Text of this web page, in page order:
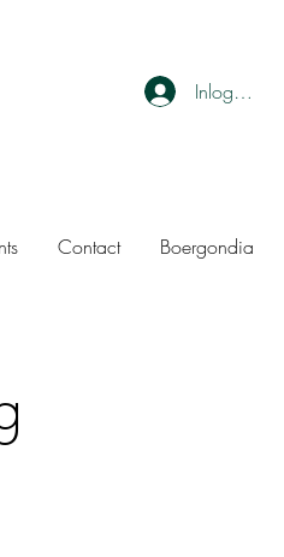
Inloggen
Contact Boergondia